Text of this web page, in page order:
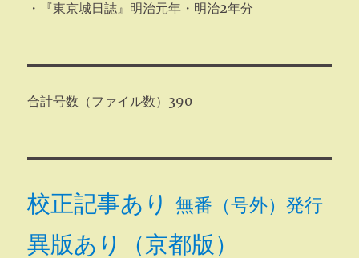
・『東京城日誌』明治元年・明治2年分
合計号数（ファイル数）390
校正記事あり 無番（号外）発行
異版あり（京都版）